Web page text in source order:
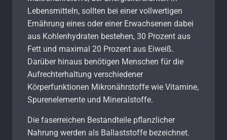
Lebensmitteln, sollten bei einer vollwertigen
Ernährung eines oder einer Erwachsenen dabei
aus Kohlenhydraten bestehen, 30 Prozent aus
Fett und maximal 20 Prozent aus Eiweiß.
Darüber hinaus benötigen Menschen für die
Aufrechterhaltung verschiedener
Körperfunktionen Mikronährstoffe wie Vitamine,
Spurenelemente und Mineralstoffe.
Die faserreichen Bestandteile pflanzlicher
Nahrung werden als Ballaststoffe bezeichnet.